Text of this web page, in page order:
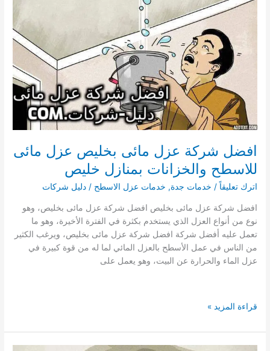
والخزانات
افضل شركة عزل مائى بخليص عزل مائى
للاسطح والخزانات بمنازل خليص
اترك تعليقاً / خدمات جدة, خدمات عزل الاسطح /دليل شركات
افضل شركة عزل مائى بخليص افضل شركة عزل مائى بخليص، وهو
نوع من أنواع العزل الذي يستخدم بكثرة في الفترة الأخيرة، وهو ما
تعمل عليه أفضل شركة افضل شركة عزل مائى بخليص، ويرغب الكثير
من الناس في عمل الأسطح بالعزل المائي لما له من قوة كبيرة في
عزل الماء والحرارة عن البيت، وهو يعمل على
افضل
عزل
مائى
قراءة المزيد »